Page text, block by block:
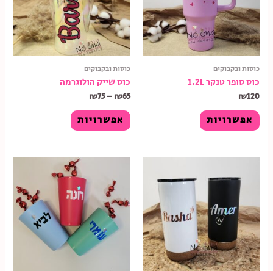
כוסות ובקבוקים
כוס סופר טנקר 1.2L
₪120
אפשרויות
כוסות ובקבוקים
כוס שייק הולוגרמה
₪65
–
₪75
אפשרויות